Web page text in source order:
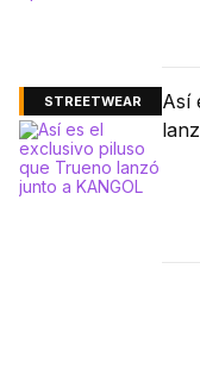
STREETWEAR
Así